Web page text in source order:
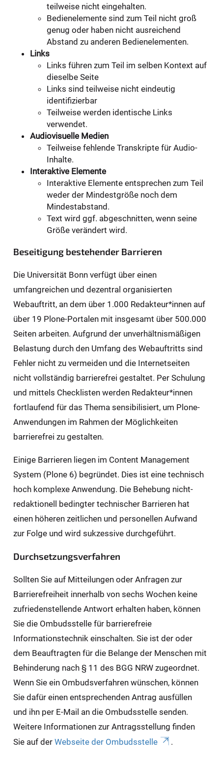
teilweise nicht eingehalten.
Bedienelemente sind zum Teil nicht groß
genug oder haben nicht ausreichend
Abstand zu anderen Bedienelementen.
Links
Links führen zum Teil im selben Kontext auf
dieselbe Seite
Links sind teilweise nicht eindeutig
identifizierbar
Teilweise werden identische Links
verwendet.
Audiovisuelle Medien
Teilweise fehlende Transkripte für Audio-
Inhalte.
Interaktive Elemente
Interaktive Elemente entsprechen zum Teil
weder der Mindestgröße noch dem
Mindestabstand.
Text wird ggf. abgeschnitten, wenn seine
Größe verändert wird.
Beseitigung bestehender Barrieren
Die Universität Bonn verfügt über einen
umfangreichen und dezentral organisierten
Webauftritt, an dem über 1.000 Redakteur*innen auf
über 19 Plone-Portalen mit insgesamt über 500.000
Seiten arbeiten. Aufgrund der unverhältnismäßigen
Belastung durch den Umfang des Webauftritts sind
Fehler nicht zu vermeiden und die Internetseiten
nicht vollständig barrierefrei gestaltet. Per Schulung
und mittels Checklisten werden Redakteur*innen
fortlaufend für das Thema sensibilisiert, um Plone-
Anwendungen im Rahmen der Möglichkeiten
barrierefrei zu gestalten.
Einige Barrieren liegen im Content Management
System (Plone 6) begründet. Dies ist eine technisch
hoch komplexe Anwendung. Die Behebung nicht-
redaktionell bedingter technischer Barrieren hat
einen höheren zeitlichen und personellen Aufwand
zur Folge und wird sukzessive durchgeführt.
Durchsetzungsverfahren
Sollten Sie auf Mitteilungen oder Anfragen zur
Barrierefreiheit innerhalb von sechs Wochen keine
zufriedenstellende Antwort erhalten haben, können
Sie die Ombudsstelle für barrierefreie
Informationstechnik einschalten. Sie ist der oder
dem Beauftragten für die Belange der Menschen mit
Behinderung nach § 11 des BGG NRW zugeordnet.
Wenn Sie ein Ombudsverfahren wünschen, können
Sie dafür einen entsprechenden Antrag ausfüllen
und ihn per E-Mail an die Ombudsstelle senden.
Weitere Informationen zur Antragsstellung finden
Sie auf der Webseite der Ombudsstelle .